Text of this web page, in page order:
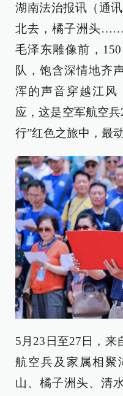
湖南法治报讯（通
北去，橘子洲头
毛泽东雕像前，
队，饱含深情地齐
浑的声音穿越江风
应，这是空军航空
行”红色之旅中，最
5月23日至27日，来
航空兵及家属相聚
山、橘子洲头、清